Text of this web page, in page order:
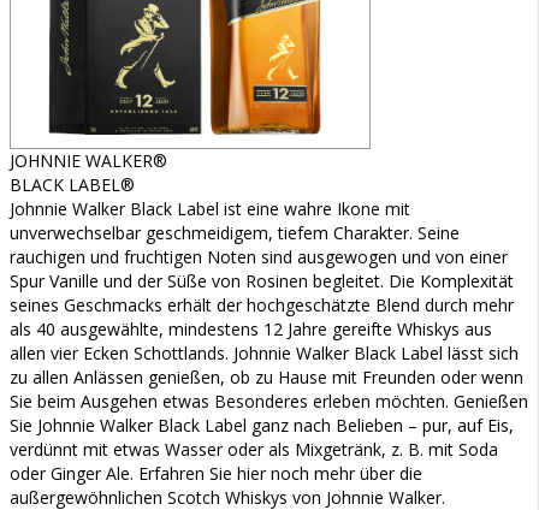
JOHNNIE WALKER®
BLACK LABEL®
Johnnie Walker Black Label ist eine wahre Ikone mit
unverwechselbar geschmeidigem, tiefem Charakter. Seine
rauchigen und fruchtigen Noten sind ausgewogen und von einer
Spur Vanille und der Süße von Rosinen begleitet. Die Komplexität
seines Geschmacks erhält der hochgeschätzte Blend durch mehr
als 40 ausgewählte, mindestens 12 Jahre gereifte Whiskys aus
allen vier Ecken Schottlands. Johnnie Walker Black Label lässt sich
zu allen Anlässen genießen, ob zu Hause mit Freunden oder wenn
Sie beim Ausgehen etwas Besonderes erleben möchten. Genießen
Sie Johnnie Walker Black Label ganz nach Belieben – pur, auf Eis,
verdünnt mit etwas Wasser oder als Mixgetränk, z. B. mit Soda
oder Ginger Ale. Erfahren Sie hier noch mehr über die
außergewöhnlichen Scotch Whiskys von Johnnie Walker.